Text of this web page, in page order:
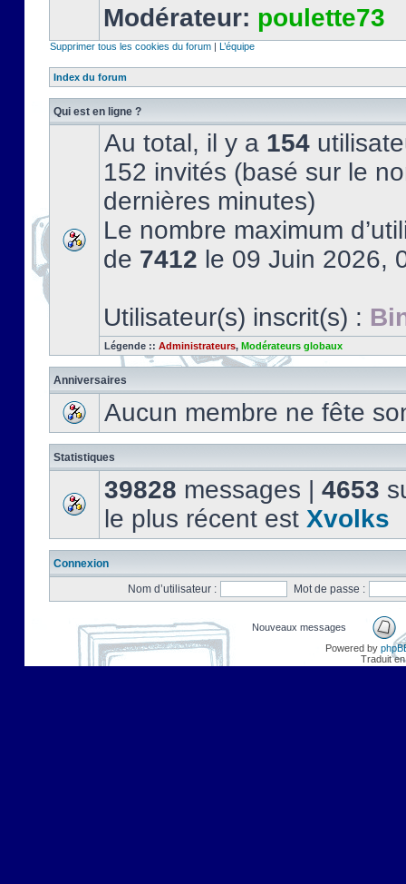
Modérateur: poulette73
Supprimer tous les cookies du forum | L’équipe
Index du forum
Qui est en ligne ?
Au total, il y a 154
152 invités (basé sur le
dernières minutes)
Le nombre maximum
de 7412 le 09 Juin 2026,
Utilisateur(s) inscrit(s) :
Légende :: Administrateurs, Modérateurs globaux
Anniversaires
Aucun membre ne fête
Statistiques
39828 messages | 4653
le plus récent est Xvolks
Connexion
Nom d’utilisateur :
Mot de passe :
Nouveaux messages
Powered by
Traduit